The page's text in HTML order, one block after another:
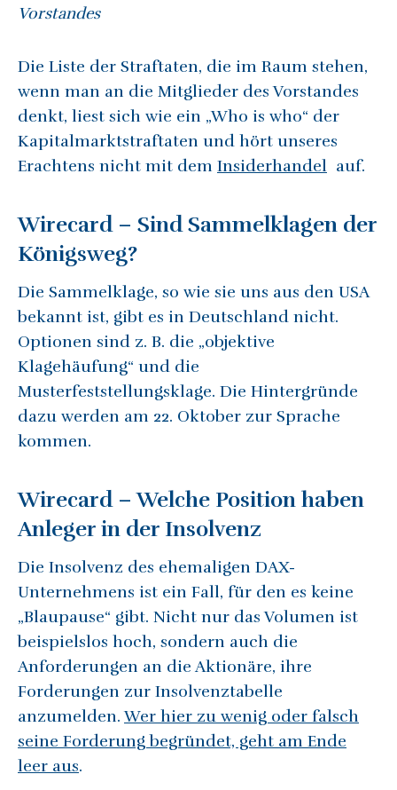
Vorstandes
Die Liste der Straftaten, die im Raum stehen,
wenn man an die Mitglieder des Vorstandes
denkt, liest sich wie ein „Who is who“ der
Kapitalmarktstraftaten und hört unseres
Erachtens nicht mit dem Insiderhandel auf.
Wirecard – Sind Sammelklagen der
Königsweg?
Die Sammelklage, so wie sie uns aus den USA
bekannt ist, gibt es in Deutschland nicht.
Optionen sind z. B. die „objektive
Klagehäufung“ und die
Musterfeststellungsklage. Die Hintergründe
dazu werden am 22. Oktober zur Sprache
kommen.
Wirecard – Welche Position haben
Anleger in der Insolvenz
Die Insolvenz des ehemaligen DAX-
Unternehmens ist ein Fall, für den es keine
„Blaupause“ gibt. Nicht nur das Volumen ist
beispielslos hoch, sondern auch die
Anforderungen an die Aktionäre, ihre
Forderungen zur Insolvenztabelle
anzumelden.Wer hier zu wenig oder falsch
seine Forderung begründet, geht am Ende
leer aus.